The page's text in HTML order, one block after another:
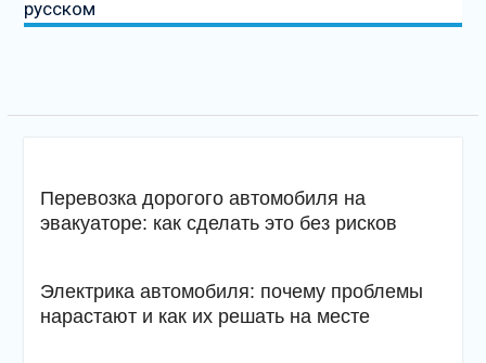
русском
Перевозка дорогого автомобиля на
эвакуаторе: как сделать это без рисков
Электрика автомобиля: почему проблемы
нарастают и как их решать на месте